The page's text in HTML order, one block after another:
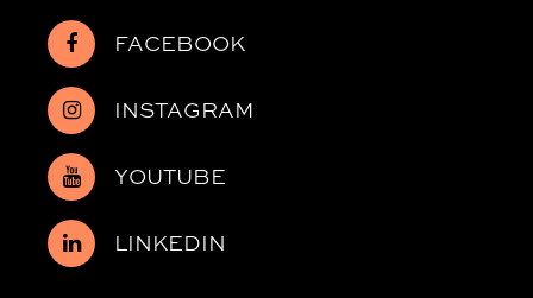
FACEBOOK
INSTAGRAM
YOUTUBE
LINKEDIN